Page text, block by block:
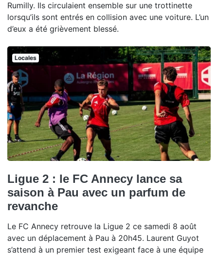
Rumilly. Ils circulaient ensemble sur une trottinette
lorsqu’ils sont entrés en collision avec une voiture. L’un
d’eux a été grièvement blessé.
Locales
Ligue 2 : le FC Annecy lance sa
saison à Pau avec un parfum de
revanche
Le FC Annecy retrouve la Ligue 2 ce samedi 8 août
avec un déplacement à Pau à 20h45. Laurent Guyot
s’attend à un premier test exigeant face à une équipe